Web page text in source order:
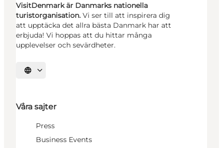
VisitDenmark är Danmarks nationella
turistorganisation. Vi ser till att inspirera dig
att upptäcka det allra bästa Danmark har att
erbjuda! Vi hoppas att du hittar många
upplevelser och sevärdheter.
Välj språk
Våra sajter
Press
Business Events